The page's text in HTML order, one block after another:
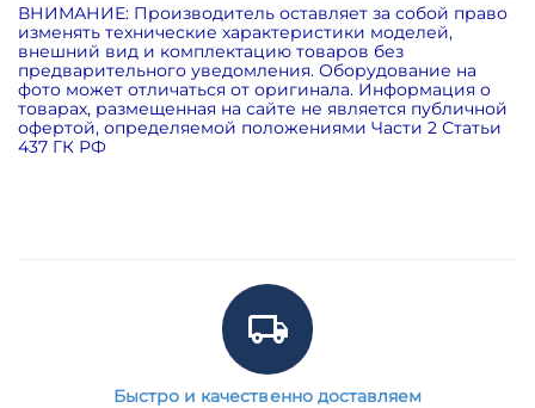
ВНИМАНИЕ: Производитель оставляет за собой право
изменять технические характеристики моделей,
внешний вид и комплектацию товаров без
предварительного уведомления. Оборудование на
фото может отличаться от оригинала. Информация о
товарах, размещенная на сайте не является публичной
офертой, определяемой положениями Части 2 Статьи
437 ГК РФ
Быстро и качественно доставляем